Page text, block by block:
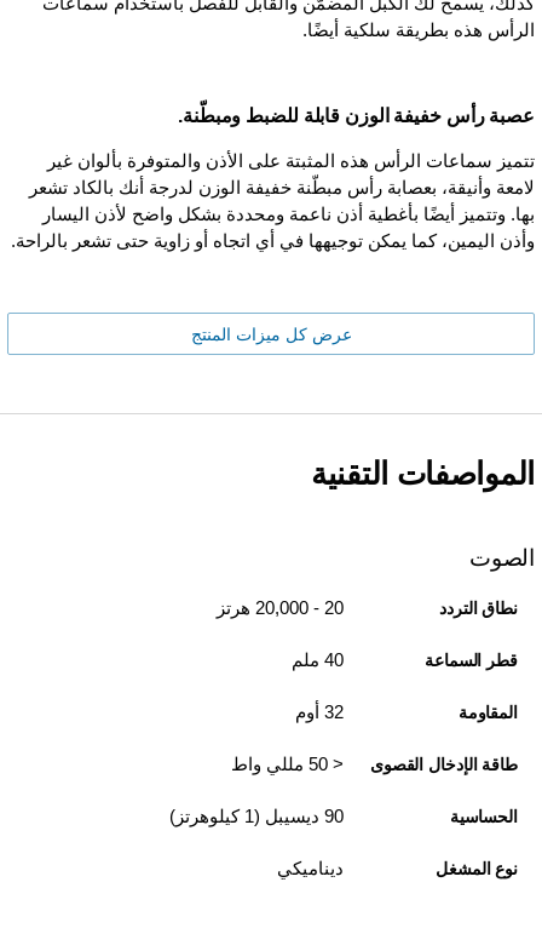
الرأس هذه بطريقة سلكية أيضًا.
عصبة رأس خفيفة الوزن قابلة للضبط ومبطّنة.
تتميز سماعات الرأس هذه المثبتة على الأذن والمتوفرة بألوان غير
لامعة وأنيقة، بعصابة رأس مبطّنة خفيفة الوزن لدرجة أنك بالكاد تشعر
بها. وتتميز أيضًا بأغطية أذن ناعمة ومحددة بشكل واضح لأذن اليسار
وأذن اليمين، كما يمكن توجيهها في أي اتجاه أو زاوية حتى تشعر بالراحة.
عرض كل ميزات المنتج
المواصفات التقنية
الصوت
نطاق التردد 20 - 20,000 هرتز
قطر السماعة 40 ملم
المقاومة 32 أوم
طاقة الإدخال القصوى < 50 مللي واط
الحساسية 90 ديسيبل (1 كيلوهرتز)
نوع المشغل ديناميكي